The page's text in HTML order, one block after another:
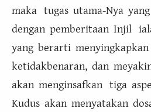
maka tugas utama-Nya
dengan pemberitaan Injil
yang berarti
ketidakbenaran, dan
akan menginsafkan tiga
Kudus akan menyatakan